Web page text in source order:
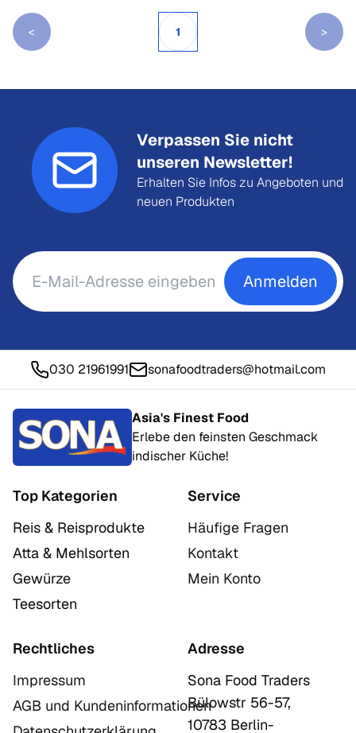
< 1 >
Verpassen Sie nicht
unseren Newsletter!
Erhalten Sie Infos zu Angeboten und
neuen Produkten
Anmelden
030 21961991 sonafoodtraders@hotmail.com
Asia's Finest Food
Erlebe den feinsten Geschmack
indischer Küche!
Top Kategorien
Reis & Reisprodukte
Atta & Mehlsorten
Gewürze
Teesorten
Service
Häufige Fragen
Kontakt
Mein Konto
Rechtliches
Impressum
AGB und Kundeninformationen
Adresse
Sona Food Traders
Bülowstr 56-57,
10783 Berlin-